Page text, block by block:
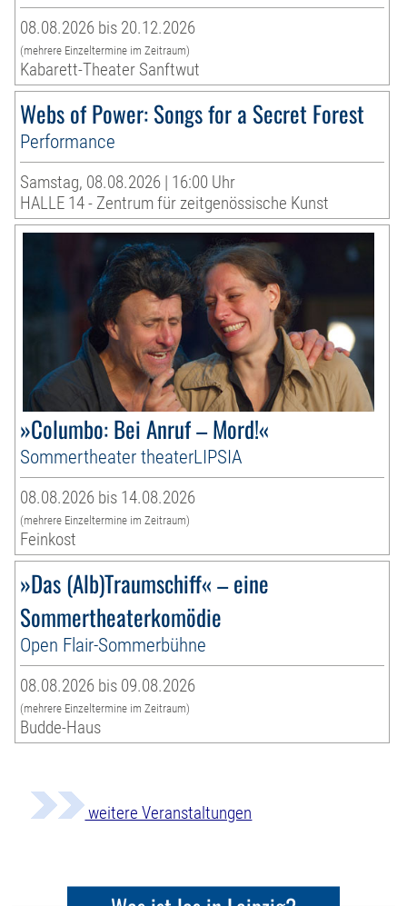
08.08.2026 bis 20.12.2026
(mehrere Einzeltermine im Zeitraum)
Kabarett-Theater Sanftwut
Webs of Power: Songs for a Secret Forest
Performance
Samstag, 08.08.2026 | 16:00 Uhr
HALLE 14 - Zentrum für zeitgenössische Kunst
»Columbo: Bei Anruf – Mord!«
Sommertheater theaterLIPSIA
08.08.2026 bis 14.08.2026
(mehrere Einzeltermine im Zeitraum)
Feinkost
»Das (Alb)Traumschiff« – eine
Sommertheaterkomödie
Open Flair-Sommerbühne
08.08.2026 bis 09.08.2026
(mehrere Einzeltermine im Zeitraum)
Budde-Haus
weitere Veranstaltungen